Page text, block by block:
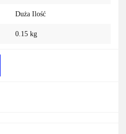
Duża Ilość
0.15 kg